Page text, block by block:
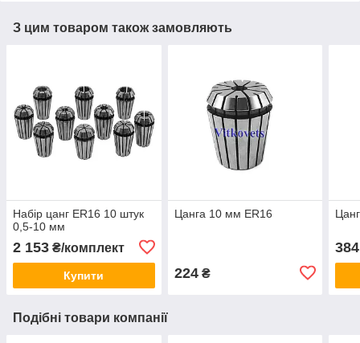
З цим товаром також замовляють
Набір цанг ER16 10 штук
0,5-10 мм
2 153 ₴/комплект
Купити
Цанга 10 мм ER16
224₴
384
Подібні товари компанії